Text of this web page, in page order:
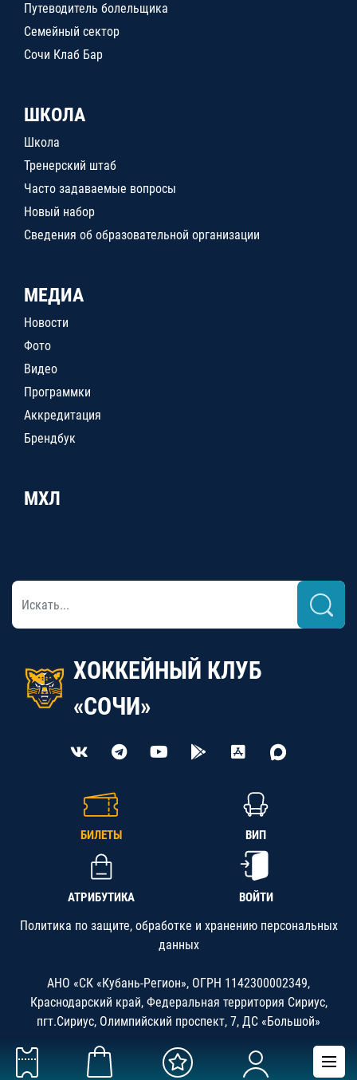
Путеводитель болельщика
Семейный сектор
Сочи Клаб Бар
ШКОЛА
Школа
Тренерский штаб
Часто задаваемые вопросы
Новый набор
Сведения об образовательной организации
МЕДИА
Новости
Фото
Видео
Программки
Аккредитация
Брендбук
МХЛ
ХОККЕЙНЫЙ КЛУБ
«СОЧИ»
БИЛЕТЫ ВИП
АТРИБУТИКА ВОЙТИ
Политика по защите, обработке и хранению персональных
данных
АНО «СК «Кубань-Регион», ОГРН 1142300002349,
Краснодарский край, Федеральная территория Сириус,
пгт.Сириус, Олимпийский проспект, 7, ДС «Большой»